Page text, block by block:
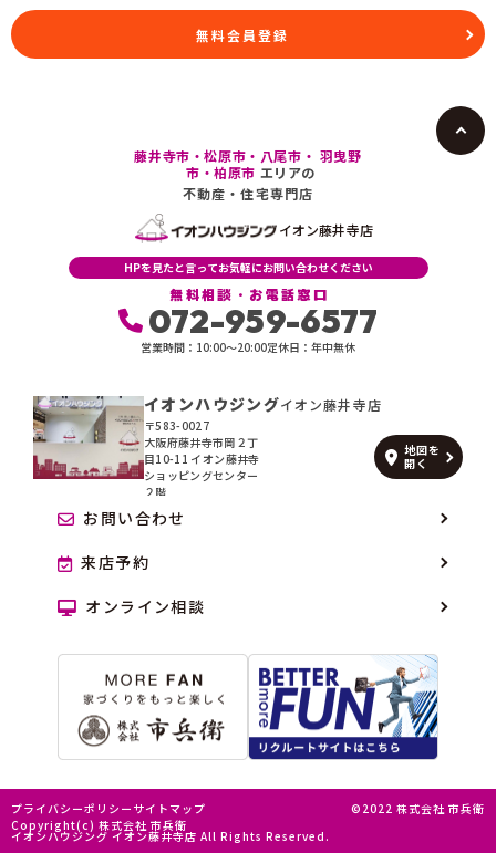
無料会員登録
藤井寺市・松原市・八尾市・ 羽曳野
市・柏原市 エリアの
不動産・住宅専門店
イオン藤井寺店
HPを見たと言ってお気軽にお問い合わせください
無料相談・お電話窓口
072-959-6577
営業時間：10:00〜20:00定休日：年中無休
イオンハウジングイオン藤井寺店
〒583-0027
大阪府藤井寺市岡２丁
目10-11 イオン藤井寺
ショッピングセンター
２階
地図を
開く
お問い合わせ
来店予約
オンライン相談
プライバシーポリシー サイトマップ
©2022 株式会社 市兵衛
Copyright(c) 株式会社 市兵衛
イオンハウジング イオン藤井寺店 All Rights Reserved.